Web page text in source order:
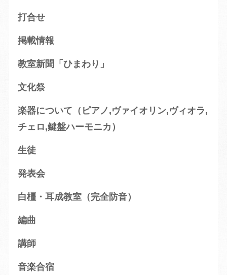
打合せ
掲載情報
教室新聞「ひまわり」
文化祭
楽器について（ピアノ,ヴァイオリン,ヴィオラ,
チェロ,鍵盤ハーモニカ）
生徒
発表会
白橿・耳成教室（完全防音）
編曲
講師
音楽合宿